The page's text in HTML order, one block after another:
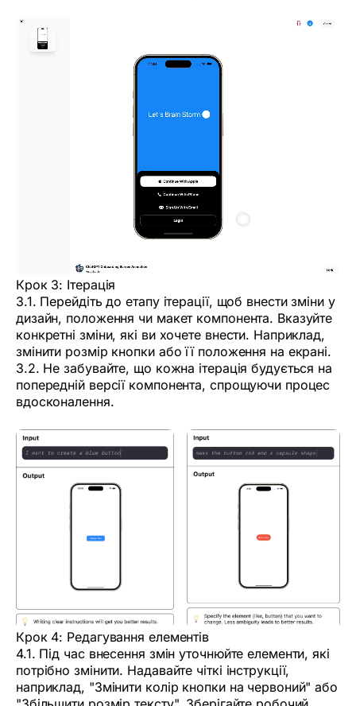
Крок 3: Ітерація
3.1. Перейдіть до етапу ітерації, щоб внести зміни у
дизайн, положення чи макет компонента. Вказуйте
конкретні зміни, які ви хочете внести. Наприклад,
змінити розмір кнопки або її положення на екрані.
3.2. Не забувайте, що кожна ітерація будується на
попередній версії компонента, спрощуючи процес
вдосконалення.
Крок 4: Редагування елементів
4.1. Під час внесення змін уточнюйте елементи, які
потрібно змінити. Надавайте чіткі інструкції,
наприклад, "Змінити колір кнопки на червоний" або